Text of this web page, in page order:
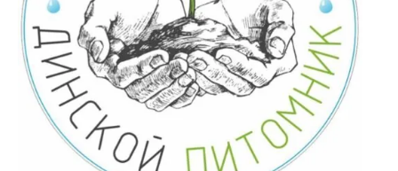
Артикул:
Текст: